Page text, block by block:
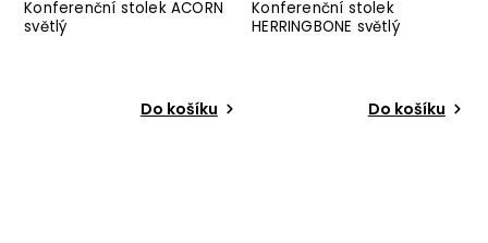
Konferenční stolek ACORN
světlý
Do košíku
Konferenční stolek
HERRINGBONE světlý
Do košíku